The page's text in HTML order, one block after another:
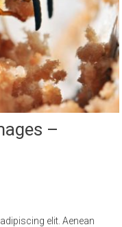
–
elit. Aenean